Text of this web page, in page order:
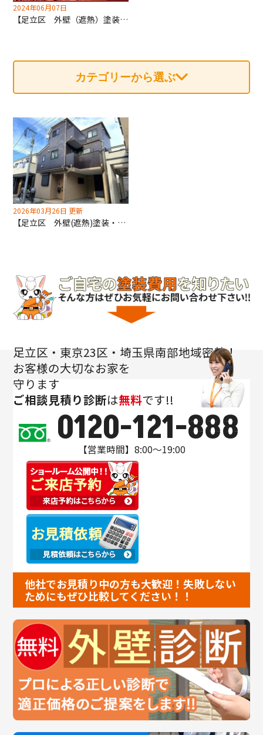
2024年06月07日
【足立区 外壁（遮熱）塗装・屋根カバー工法工事】深井塗装はカバー工法も専門！
カテゴリーから選ぶ
2026年03月26日 更新
【足立区 外壁(遮熱)塗装・屋根(遮熱)塗装工事】建物全体を防水塗装！助成金使えます！
足立区・東京23区・埼玉県南部地域密着！
お客様の大切なお家を
守ります
ご相談見積り診断は無料です!!
0120-121-888
【営業時間】8:00～19:00
他社でお見積り中の方も大歓迎！失敗しない
ためにもぜひ比較してください！！